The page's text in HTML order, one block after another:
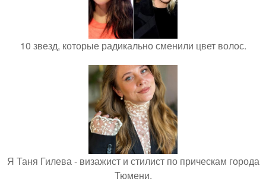
10 звезд, которые радикально сменили цвет волос.
Я Таня Гилева - визажист и стилист по прическам города
Тюмени.